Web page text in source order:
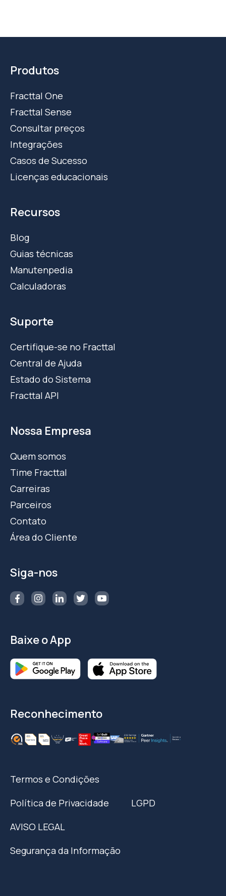
Produtos
Fracttal One
Fracttal Sense
Consultar preços
Integrações
Casos de Sucesso
Licenças educacionais
Recursos
Blog
Guias técnicas
Manutenpedia
Calculadoras
Suporte
Certifique-se no Fracttal
Central de Ajuda
Estado do Sistema
Fracttal API
Nossa Empresa
Quem somos
Time Fracttal
Carreiras
Parceiros
Contato
Área do Cliente
Siga-nos
Baixe o App
Reconhecimento
Termos e Condições
Política de Privacidade
LGPD
AVISO LEGAL
Segurança da Informação